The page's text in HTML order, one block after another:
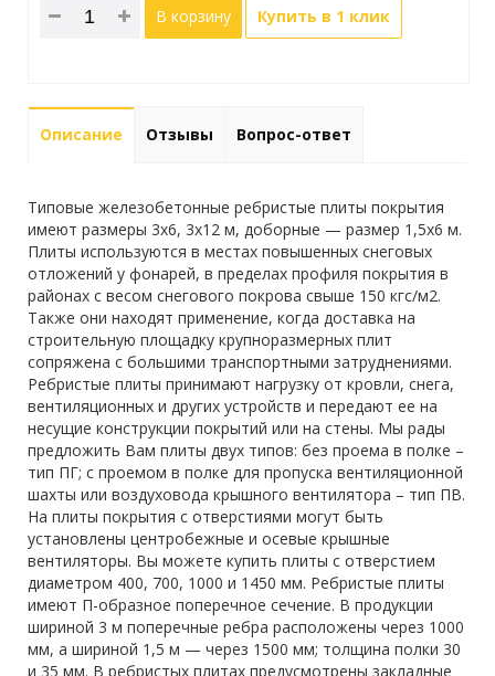
В корзину Купить в 1 клик
Описание Отзывы Вопрос-ответ
Типовые железобетонные ребристые плиты покрытия
имеют размеры 3х6, 3х12 м, доборные — размер 1,5х6 м.
Плиты используются в местах повышенных снеговых
отложений у фонарей, в пределах профиля покрытия в
районах с весом снегового покрова свыше 150 кгс/м2.
Также они находят применение, когда доставка на
строительную площадку крупноразмерных плит
сопряжена с большими транспортными затруднениями.
Ребристые плиты принимают нагрузку от кровли, снега,
вентиляционных и других устройств и передают ее на
несущие конструкции покрытий или на стены. Мы рады
предложить Вам плиты двух типов: без проема в полке –
тип ПГ; с проемом в полке для пропуска вентиляционной
шахты или воздуховода крышного вентилятора – тип ПВ.
На плиты покрытия с отверстиями могут быть
установлены центробежные и осевые крышные
вентиляторы. Вы можете купить плиты с отверстием
диаметром 400, 700, 1000 и 1450 мм. Ребристые плиты
имеют П-образное поперечное сечение. В продукции
шириной 3 м поперечные ребра расположены через 1000
мм, а шириной 1,5 м — через 1500 мм; толщина полки 30
и 35 мм. В ребристых плитах предусмотрены закладные